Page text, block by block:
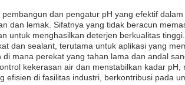
dan pengatur pH yang efektif
dan lemak. Sifatnya yang tidak beracun
untuk menghasilkan deterjen berkualitas tinggi.
dan sealant, terutama untuk aplikasi yang
mana perekat yang tahan lama dan andal
kekerasan air dan menstabilkan kadar pH,
di fasilitas industri, berkontribusi pada